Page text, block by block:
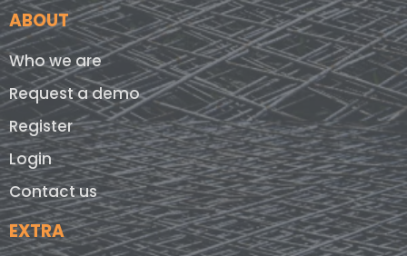
ABOUT
Who we are
Request a demo
Register
Login
Contact us
EXTRA